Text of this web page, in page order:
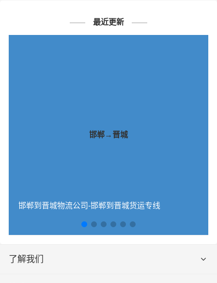
最近更新
邯郸→晋城
邯郸到晋城物流公司-邯郸到晋城货运专线
了解我们